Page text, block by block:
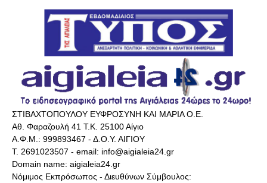
ΣΤΙΒΑΧΤΟΠΟΥΛΟΥ ΕΥΦΡΟΣΥΝΗ ΚΑΙ ΜΑΡΙΑ Ο.Ε.
Αθ. Φαραζουλή 41 Τ.Κ. 25100 Αίγιο
Α.Φ.Μ.: 999893467 - Δ.Ο.Υ. ΑΙΓΙΟΥ
Τ. 2691023507 - email: info@aigialeia24.gr
Domain name: aigialeia24.gr
Νόμιμος Εκπρόσωπος - Διευθύνων Σύμβουλος: